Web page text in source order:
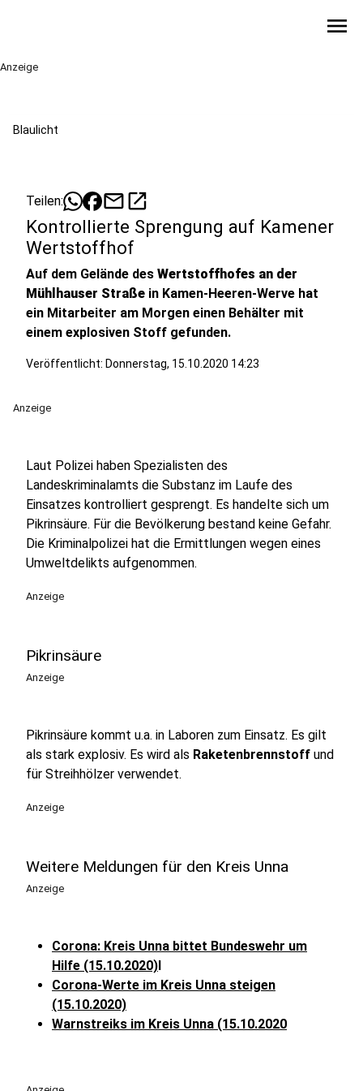
menu
Anzeige
Blaulicht
Teilen: mailopen_in_new
Kontrollierte Sprengung auf Kamener
Wertstoffhof
Auf dem Gelände des Wertstoffhofes an der
Mühlhauser Straße in Kamen-Heeren-Werve hat
ein Mitarbeiter am Morgen einen Behälter mit
einem explosiven Stoff gefunden.
Veröffentlicht: Donnerstag, 15.10.2020 14:23
Anzeige
Laut Polizei haben Spezialisten des
Landeskriminalamts die Substanz im Laufe des
Einsatzes kontrolliert gesprengt. Es handelte sich um
Pikrinsäure. Für die Bevölkerung bestand keine Gefahr.
Die Kriminalpolizei hat die Ermittlungen wegen eines
Umweltdelikts aufgenommen.
Anzeige
Pikrinsäure
Anzeige
Pikrinsäure kommt u.a. in Laboren zum Einsatz. Es gilt
als stark explosiv. Es wird als Raketenbrennstoff und
für Streihhölzer verwendet.
Anzeige
Weitere Meldungen für den Kreis Unna
Anzeige
Corona: Kreis Unna bittet Bundeswehr um
Hilfe (15.10.2020)l
Corona-Werte im Kreis Unna steigen
(15.10.2020)
Warnstreiks im Kreis Unna (15.10.2020